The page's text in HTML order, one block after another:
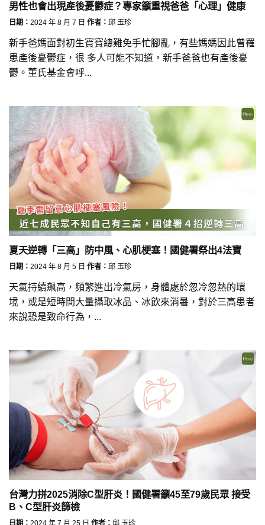
男性也會出現產後憂鬱症？專家籲重視爸爸「心理」健康
日期： 2024 年 8 月 7 日 作者： 邱 玉珍
新手爸媽面對初生寶寶總難免手忙腳亂，有些媽媽因此曾罹
患產後憂鬱症，很 多人可能不知道，新手爸爸也有產後憂
鬱。董氏基金會呼...
夏天逆轉「三高」防中風、心肌梗塞！國健署祭出4法寶
日期： 2024 年 8 月 5 日 作者： 邱 玉珍
天氣持續飆高，頻繁進出冷氣房，身體處於忽冷忽熱的環
境，或是短時間大量攝取冰品、冰飲來消暑，對於三高患者
來說恐是致命行為，...
台灣力拼2025消除C型肝炎！國健署籲45至79歲民眾 接受
B、C型肝炎篩檢
日期： 2024 年 7 月 25 日 作者： 邱 玉珍